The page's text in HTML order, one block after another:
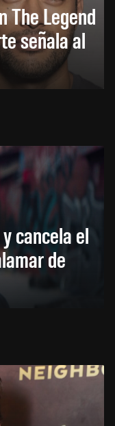
The Legend
señala al
cancela el
de